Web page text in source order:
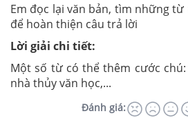
Em đọc lại văn bản, tìm những
để hoàn thiện câu trả lời
Lời giải chi tiết:
Một số từ có thể thêm cước
nhà thủy văn học,...
Đánh giá: